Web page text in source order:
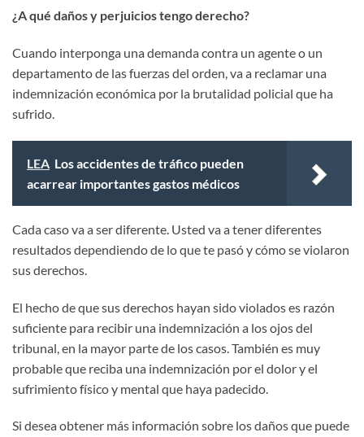
¿A qué daños y perjuicios tengo derecho?
Cuando interponga una demanda contra un agente o un
departamento de las fuerzas del orden, va a reclamar una
indemnización económica por la brutalidad policial que ha
sufrido.
LEA Los accidentes de tráfico pueden
acarrear importantes gastos médicos
Cada caso va a ser diferente. Usted va a tener diferentes
resultados dependiendo de lo que te pasó y cómo se violaron
sus derechos.
El hecho de que sus derechos hayan sido violados es razón
suficiente para recibir una indemnización a los ojos del
tribunal, en la mayor parte de los casos. También es muy
probable que reciba una indemnización por el dolor y el
sufrimiento físico y mental que haya padecido.
Si desea obtener más información sobre los daños que puede